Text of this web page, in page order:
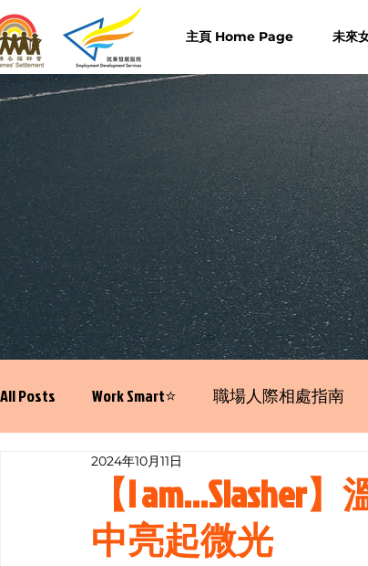
主頁 Home Page 未來
All Posts Work Smart⭐️ 職場人際相處指南
寫履歷表嘅技巧📝【I am...Slasher
中亮起微光
2024年10月11日